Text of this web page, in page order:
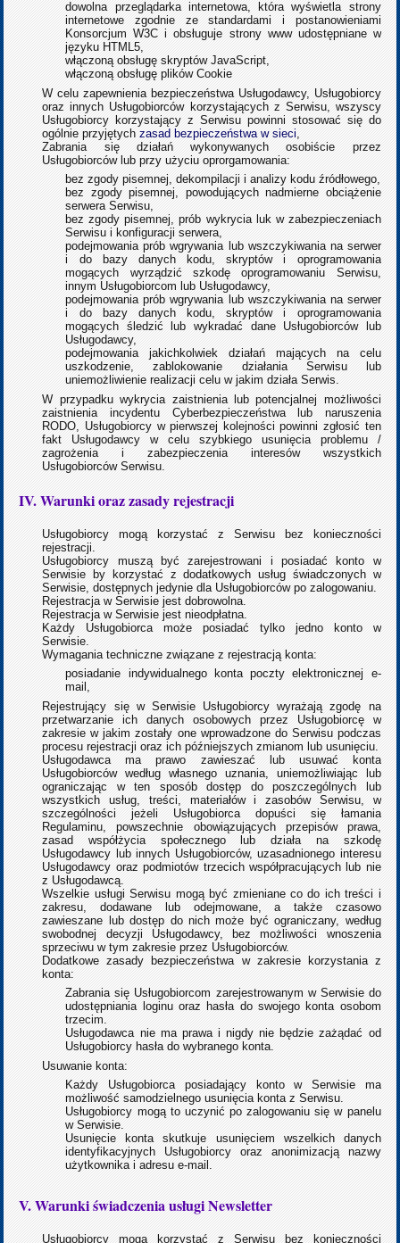
dowolna przeglądarka internetowa, która wyświetla strony
internetowe zgodnie ze standardami i postanowieniami
Konsorcjum W3C i obsługuje strony www udostępniane w
języku HTML5,
włączoną obsługę skryptów JavaScript,
włączoną obsługę plików Cookie
W celu zapewnienia bezpieczeństwa Usługodawcy, Usługobiorcy
oraz innych Usługobiorców korzystających z Serwisu, wszyscy
Usługobiorcy korzystający z Serwisu powinni stosować się do
ogólnie przyjętychzasad bezpieczeństwa w sieci
Zabrania się działań wykonywanych osobiście przez
Usługobiorców lub przy użyciu oprorgamowania:
bez zgody pisemnej, dekompilacji i analizy kodu źródłowego,
bez zgody pisemnej, powodujących nadmierne obciążenie
serwera Serwisu,
bez zgody pisemnej, prób wykrycia luk w zabezpieczeniach
Serwisu i konfiguracji serwera,
podejmowania prób wgrywania lub wszczykiwania na serwer
i do bazy danych kodu, skryptów i oprogramowania
mogących wyrządzić szkodę oprogramowaniu Serwisu,
innym Usługobiorcom lub Usługodawcy,
podejmowania prób wgrywania lub wszczykiwania na serwer
i do bazy danych kodu, skryptów i oprogramowania
mogących śledzić lub wykradać dane Usługobiorców lub
Usługodawcy,
podejmowania jakichkolwiek działań mających na celu
uszkodzenie, zablokowanie działania Serwisu lub
uniemożliwienie realizacji celu w jakim działa Serwis.
W przypadku wykrycia zaistnienia lub potencjalnej możliwości
zaistnienia incydentu Cyberbezpieczeństwa lub naruszenia
RODO, Usługobiorcy w pierwszej kolejności powinni zgłosić ten
fakt Usługodawcy w celu szybkiego usunięcia problemu /
zagrożenia i zabezpieczenia interesów wszystkich
Usługobiorców Serwisu.
IV. Warunki oraz zasady rejestracji
Usługobiorcy mogą korzystać z Serwisu bez konieczności
rejestracji.
Usługobiorcy muszą być zarejestrowani i posiadać konto w
Serwisie by korzystać z dodatkowych usług świadczonych w
Serwisie, dostępnych jedynie dla Usługobiorców po zalogowaniu.
Rejestracja w Serwisie jest dobrowolna.
Rejestracja w Serwisie jest nieodpłatna.
Każdy Usługobiorca może posiadać tylko jedno konto w
Serwisie.
Wymagania techniczne związane z rejestracją konta:
posiadanie indywidualnego konta poczty elektronicznej e-
mail,
Rejestrujący się w Serwisie Usługobiorcy wyrażają zgodę na
przetwarzanie ich danych osobowych przez Usługobiorcę w
zakresie w jakim zostały one wprowadzone do Serwisu podczas
procesu rejestracji oraz ich późniejszych zmianom lub usunięciu.
Usługodawca ma prawo zawieszać lub usuwać konta
Usługobiorców według własnego uznania, uniemożliwiając lub
ograniczając w ten sposób dostęp do poszczególnych lub
wszystkich usług, treści, materiałów i zasobów Serwisu, w
szczególności jeżeli Usługobiorca dopuści się łamania
Regulaminu, powszechnie obowiązujących przepisów prawa,
zasad współżycia społecznego lub działa na szkodę
Usługodawcy lub innych Usługobiorców, uzasadnionego interesu
Usługodawcy oraz podmiotów trzecich współpracujących lub nie
z Usługodawcą.
Wszelkie usługi Serwisu mogą być zmieniane co do ich treści i
zakresu, dodawane lub odejmowane, a także czasowo
zawieszane lub dostęp do nich może być ograniczany, według
swobodnej decyzji Usługodawcy, bez możliwości wnoszenia
sprzeciwu w tym zakresie przez Usługobiorców.
Dodatkowe zasady bezpieczeństwa w zakresie korzystania z
konta:
Zabrania się Usługobiorcom zarejestrowanym w Serwisie do
udostępniania loginu oraz hasła do swojego konta osobom
trzecim.
Usługodawca nie ma prawa i nigdy nie będzie zażądać od
Usługobiorcy hasła do wybranego konta.
Usuwanie konta:
Każdy Usługobiorca posiadający konto w Serwisie ma
możliwość samodzielnego usunięcia konta z Serwisu.
Usługobiorcy mogą to uczynić po zalogowaniu się w panelu
w Serwisie.
Usunięcie konta skutkuje usunięciem wszelkich danych
identyfikacyjnych Usługobiorcy oraz anonimizacją nazwy
użytkownika i adresu e-mail.
V. Warunki świadczenia usługi Newsletter
Usługobiorcy mogą korzystać z Serwisu bez konieczności